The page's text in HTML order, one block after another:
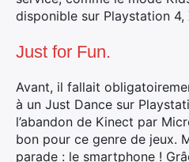
disponible sur Playstation
Just for Fun.
Avant, il fallait
à un Just Dance sur
l’abandon de Kinect par
bon pour ce genre de jeux.
parade : le smartphone !